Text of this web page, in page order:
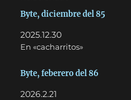
Byte, diciembre del 85
2025.12.30
En «cacharritos»
Byte, feberero del 86
2026.2.21